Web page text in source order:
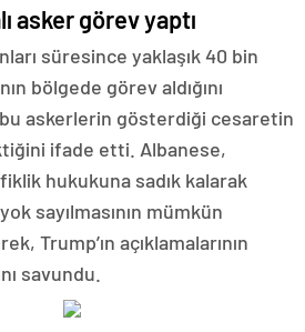
asker görev yaptı
süresince yaklaşık 40 bin
bölgede görev aldığını
askerlerin gösterdiği cesaretin
ifade etti. Albanese,
hukukuna sadık kalarak
sayılmasının mümkün
Trump’ın açıklamalarının
savundu.